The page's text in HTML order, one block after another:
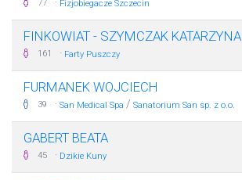
77 Fizjobiegacze Szczecin
FINKOWIAT - SZYMCZAK KATARZYNA
161 · Farty Puszczy
FURMANEK WOJCIECH
39 · San Medical Spa / Sanatorium San sp. z o.o.
GABERT BEATA
45 · Dzikie Kuny